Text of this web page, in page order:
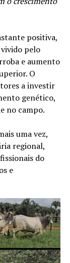
positiva,
pelo
e aumento
O
a investir
genético,
no campo.
uma vez,
regional,
do
e